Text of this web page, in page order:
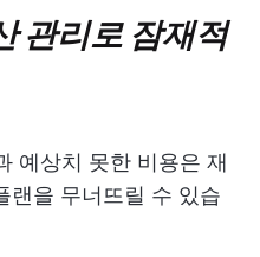
관리로 잠재적
예상치 못한 비용은 재
랜을 무너뜨릴 수 있습